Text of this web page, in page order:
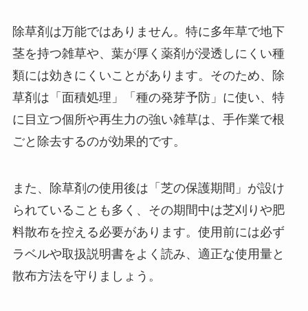
除草剤は万能ではありません。特に多年草で地下
茎を持つ雑草や、葉が厚く薬剤が浸透しにくい種
類には効きにくいことがあります。そのため、除
草剤は「面積処理」「種の発芽予防」に使い、特
に目立つ個所や再生力の強い雑草は、手作業で根
ごと除去するのが効果的です。
また、除草剤の使用後は「芝の保護期間」が設け
られていることも多く、その期間中は芝刈りや肥
料散布を控える必要があります。使用前には必ず
ラベルや取扱説明書をよく読み、適正な使用量と
散布方法を守りましょう。